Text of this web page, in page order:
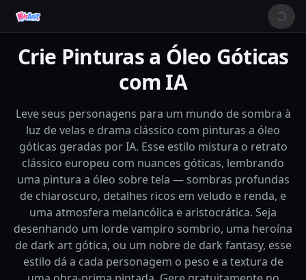
Crie Pinturas a Óleo Góticas
com IA
Leve seus personagens para um mundo de sombra à
luz de velas e drama clássico com pinturas a óleo
góticas geradas por IA. Esse estilo mistura o retrato
clássico europeu com nuances góticas, lembrando
uma pintura a óleo sobre tela — sombras profundas
de chiaroscuro, detalhes ricos em veludo e renda, e
uma atmosfera melancólica e aristocrática. Seja
desenhando um lorde vampiro sombrio, uma heroína
de dark art gótica, ou um nobre de dark fantasy, esse
estilo dá a cada personagem o peso e a textura de